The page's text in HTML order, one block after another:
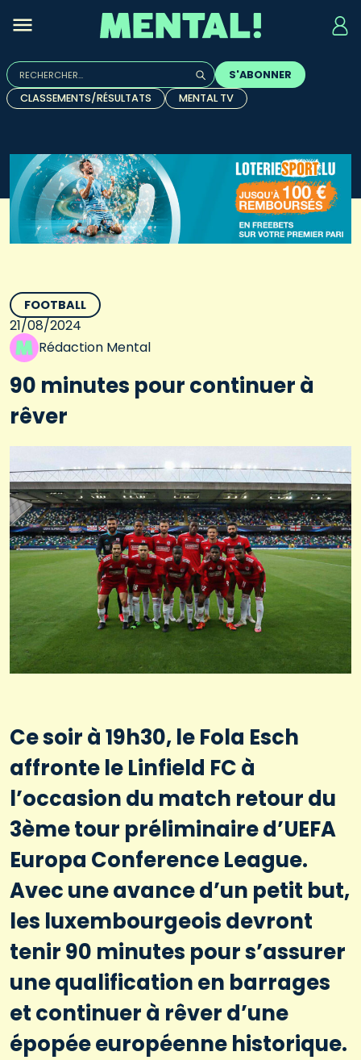
Rechercher :
Quand les résultats de l'auto-complétion sont
S'ABONNER
CLASSEMENTS/RÉSULTATS
MENTAL TV
FOOTBALL
21/08/2024
Rédaction Mental
90 minutes pour continuer à
rêver
Ce soir à 19h30, le Fola Esch
affronte le Linfield FC à
l’occasion du match retour du
3ème tour préliminaire d’UEFA
Europa Conference League.
Avec une avance d’un petit but,
les luxembourgeois devront
tenir 90 minutes pour s’assurer
une qualification en barrages
et continuer à rêver d’une
épopée européenne historique.